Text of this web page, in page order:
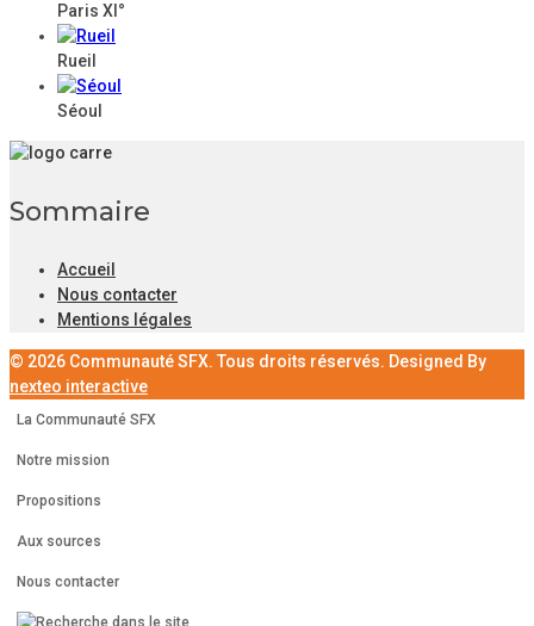
Paris XI°
Rueil
Séoul
Sommaire
Accueil
Nous contacter
Mentions légales
© 2026 Communauté SFX. Tous droits réservés. Designed By
nexteo interactive
La Communauté SFX
Notre mission
Propositions
Aux sources
Nous contacter